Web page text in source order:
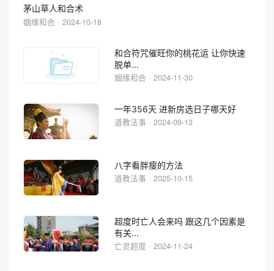
茅山草人和合术
姻缘和合 · 2024-10-18
和合符咒催旺你的桃花运 让你快速
脱单...
姻缘和合 · 2024-11-30
一年356天 进新房选日子哪天好
道教法事 · 2024-09-13
八字看胖瘦的方法
道教法事 · 2025-10-15
超度时亡人会来吗 跟这几个因素是
有关...
亡灵超度 · 2024-11-24